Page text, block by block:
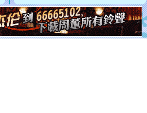
[元旦]如果上天让我许三个愿望，一是今生今世和你在一
起；二是再生再世和你在一起；三是三生三世和你不再分
离。水晶之恋祝你新年快乐
[元旦]当我狠下心扭头离去那一刻，你在我身后无助地哭
泣，这痛楚让我明白我多么爱你。我转身抱住你：这猪不